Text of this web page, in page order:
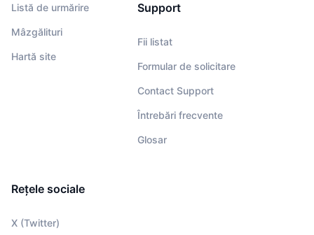
Listă de urmărire
Mâzgălituri
Hartă site
Support
Fii listat
Formular de solicitare
Contact Support
Întrebări frecvente
Glosar
Rețele sociale
X (Twitter)